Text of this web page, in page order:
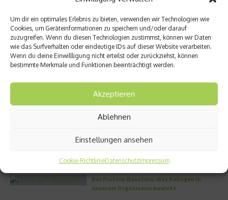
Um dir ein optimales Erlebnis zu bieten, verwenden wir Technologien wie
Cookies, um Geräteinformationen zu speichern und/oder darauf
zuzugreifen. Wenn du diesen Technologien zustimmst, können wir Daten
wie das Surfverhalten oder eindeutige IDs auf dieser Website verarbeiten.
Wenn du deine Einwillligung nicht erteilst oder zurückziehst, können
bestimmte Merkmale und Funktionen beeinträchtigt werden.
Akzeptieren
Ablehnen
Einstellungen ansehen
Cookie-RichtlinieDatenschutzImpressum
Store in Münchens Nobelmeile
23. April 2026
Auszeichnung für move UP
17. Februar 2022
Aktuelles
müssen Sie kennen
Zellschutz neu gedacht: Wie OM24®
Immunsystem und Knochen
Der Protein-Baustein: Was Kollagen in
unserem Organismus bewirkt